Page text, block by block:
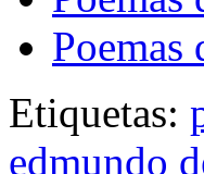
Poemas
Etiquetas:
edmundo